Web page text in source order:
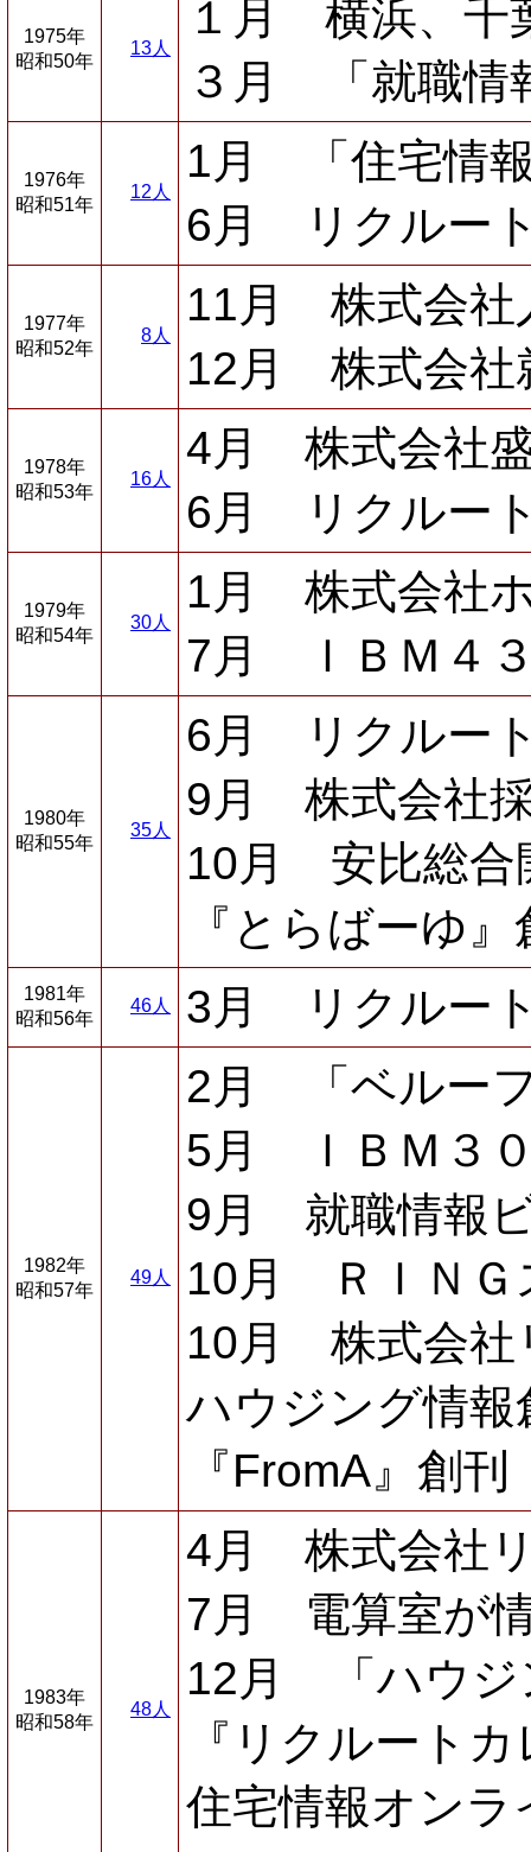
1975年
昭和50年
13人
１月 横浜、千
３月 「就職情
1976年
昭和51年
12人
1月 「住宅情
6月 リクルー
1977年
昭和52年
8人
11月 株式会社
12月 株式会社
1978年
昭和53年
16人
4月 株式会社
6月 リクルー
1979年
昭和54年
30人
1月 株式会社
7月 ＩＢＭ４
1980年
昭和55年
35人
6月 リクルー
9月 株式会社
10月 安比総合
『とらばーゆ』
1981年
昭和56年
46人 3月 リクルー
1982年
昭和57年
49人
2月 「ベルー
5月 ＩＢＭ３
9月 就職情報
10月 ＲＩＮＧ
10月 株式会社
ハウジング情報
『FromA』創刊
1983年
昭和58年
48人
4月 株式会社
7月 電算室が
12月 「ハウジ
『リクルート
住宅情報オン